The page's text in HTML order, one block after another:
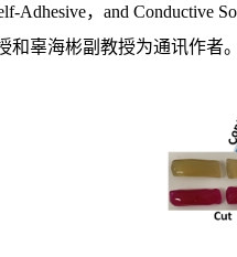
Adhesive，and Conductive
和辜海彬副教授为通讯作者